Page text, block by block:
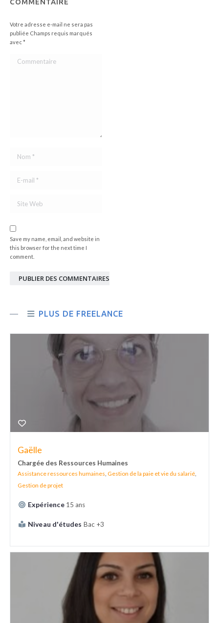
COMMENTAIRE
Votre adresse e-mail ne sera pas
publiée Champs requis marqués
avec *
Commentaire
Nom *
E-mail *
Site Web
Save my name, email, and website in
this browser for the next time I
comment.
PUBLIER DES COMMENTAIRES
PLUS DE FREELANCE
Gaëlle
Chargée des Ressources Humaines
Assistance ressources humaines, Gestion de la paie et vie du salarié,
Gestion de projet
Expérience 15 ans
Niveau d'études Bac +3